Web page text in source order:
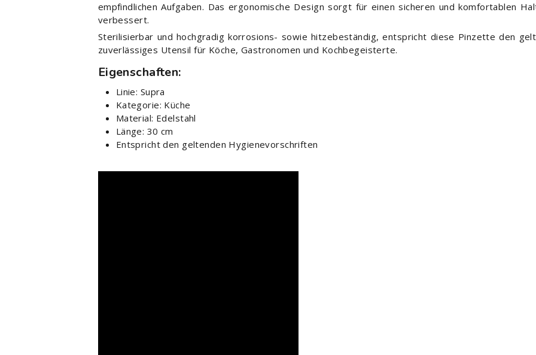
empfindlichen Aufgaben. Das ergonomische Design sorgt für einen sicheren und komfortablen
verbessert.
Sterilisierbar und hochgradig korrosions- sowie hitzebeständig, entspricht diese Pinzette den
zuverlässiges Utensil für Köche, Gastronomen und Kochbegeisterte.
Eigenschaften:
Linie: Supra
Kategorie: Küche
Material: Edelstahl
Länge: 30 cm
Entspricht den geltenden Hygienevorschriften